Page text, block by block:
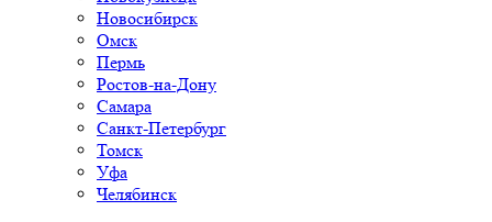
Новосибирск
Омск
Пермь
Ростов-на-Дону
Самара
Санкт-Петербург
Томск
Уфа
Челябинск